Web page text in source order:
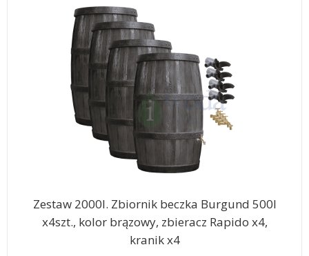
Zestaw 2000l. Zbiornik beczka Burgund 500l
x4szt., kolor brązowy, zbieracz Rapido x4,
kranik x4